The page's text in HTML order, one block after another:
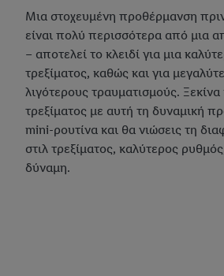
Μια στοχευμένη προθέρμανση
είναι πολύ περισσότερα από μια
– αποτελεί το κλειδί για μια
τρεξίματος, καθώς και για
λιγότερους τραυματισμούς.
τρεξίματος με αυτή τη δυναμική
mini-ρουτίνα και θα νιώσεις τη
στιλ τρεξίματος, καλύτερος
δύναμη.